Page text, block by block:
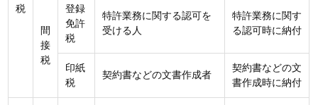
税
間
接
税
登録
免許
税
特許業務に関する認可を
受ける人
特許業務に関す
る認可時に納付
印紙
税
契約書などの文書作成者
契約書などの文
書作成時に納付